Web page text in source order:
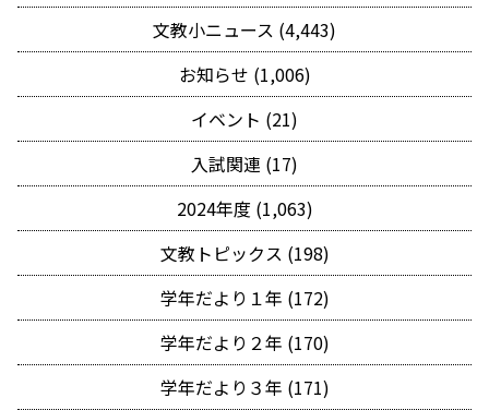
文教小ニュース (4,443)
お知らせ (1,006)
イベント (21)
入試関連 (17)
2024年度 (1,063)
文教トピックス (198)
学年だより１年 (172)
学年だより２年 (170)
学年だより３年 (171)